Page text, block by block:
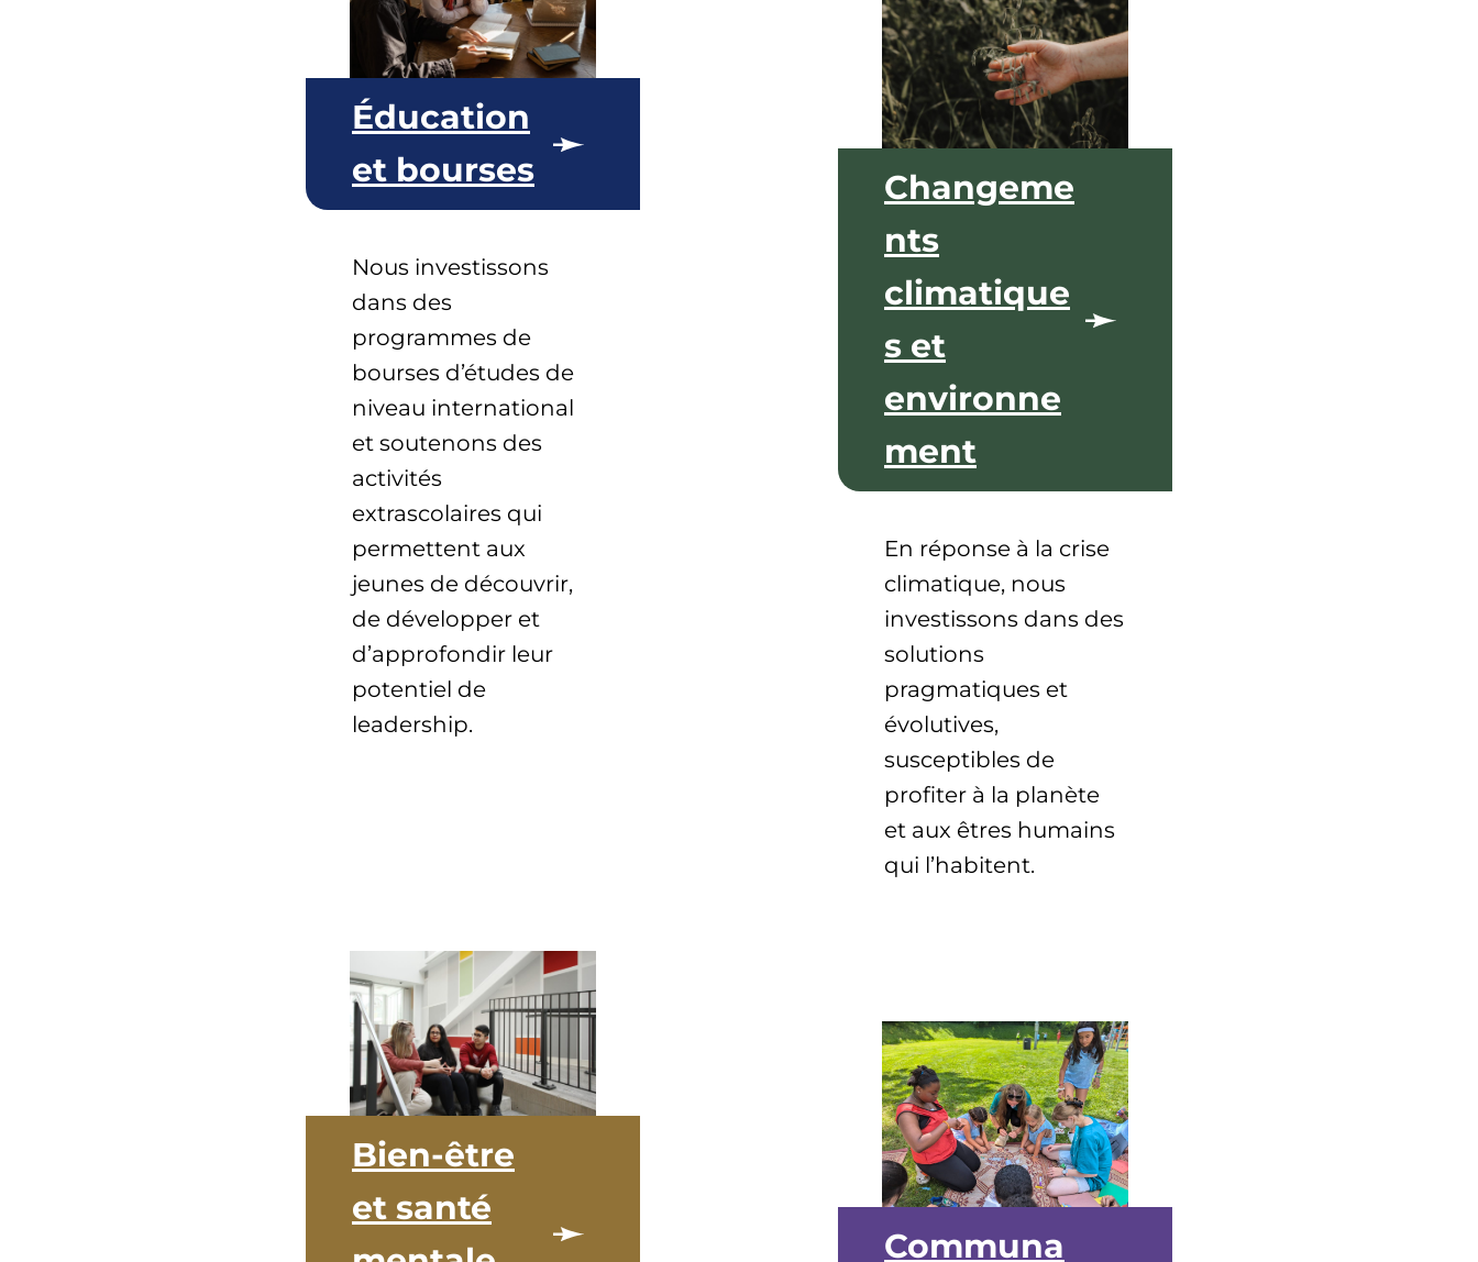
Éducation
et bourses
Nous investissons
dans des
programmes de
bourses d’études de
niveau international
et soutenons des
activités
extrascolaires qui
permettent aux
jeunes de découvrir,
de développer et
d’approfondir leur
potentiel de
leadership.
Changeme
nts
climatique
s et
environne
ment
En réponse à la crise
climatique, nous
investissons dans des
solutions
pragmatiques et
évolutives,
susceptibles de
profiter à la planète
et aux êtres humains
qui l’habitent.
Bien-être
et santé
Communa